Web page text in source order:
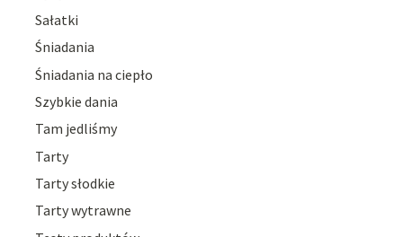
Sałatki
Śniadania
Śniadania na ciepło
Szybkie dania
Tam jedliśmy
Tarty
Tarty słodkie
Tarty wytrawne